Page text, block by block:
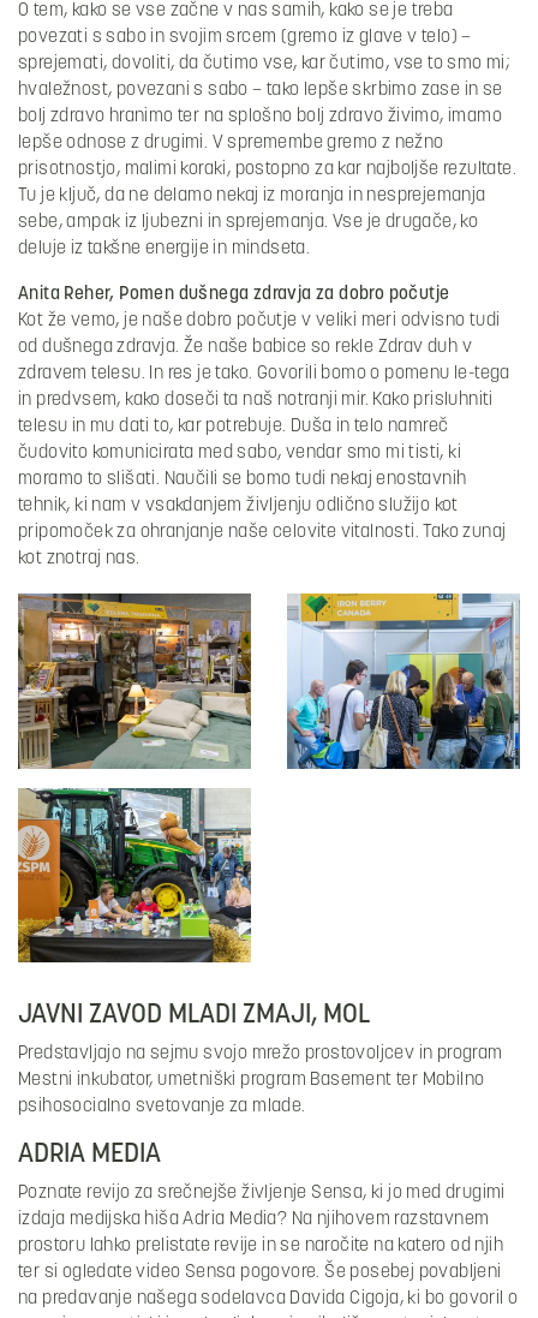
O tem, kako se vse začne v nas samih, kako se je treba
povezati s sabo in svojim srcem (gremo iz glave v telo) –
sprejemati, dovoliti, da čutimo vse, kar čutimo, vse to smo mi;
hvaležnost, povezani s sabo – tako lepše skrbimo zase in se
bolj zdravo hranimo ter na splošno bolj zdravo živimo, imamo
lepše odnose z drugimi. V spremembe gremo z nežno
prisotnostjo, malimi koraki, postopno za kar najboljše rezultate.
Tu je ključ, da ne delamo nekaj iz moranja in nesprejemanja
sebe, ampak iz ljubezni in sprejemanja. Vse je drugače, ko
deluje iz takšne energije in mindseta.
Anita Reher, Pomen dušnega zdravja za dobro počutje
Kot že vemo, je naše dobro počutje v veliki meri odvisno tudi
od dušnega zdravja. Že naše babice so rekle Zdrav duh v
zdravem telesu. In res je tako. Govorili bomo o pomenu le-tega
in predvsem, kako doseči ta naš notranji mir. Kako prisluhniti
telesu in mu dati to, kar potrebuje. Duša in telo namreč
čudovito komunicirata med sabo, vendar smo mi tisti, ki
moramo to slišati. Naučili se bomo tudi nekaj enostavnih
tehnik, ki nam v vsakdanjem življenju odlično služijo kot
pripomoček za ohranjanje naše celovite vitalnosti. Tako zunaj
kot znotraj nas.
JAVNI ZAVOD MLADI ZMAJI, MOL
Predstavljajo na sejmu svojo mrežo prostovoljcev in program
Mestni inkubator, umetniški program Basement ter Mobilno
psihosocialno svetovanje za mlade.
ADRIA MEDIA
Poznate revijo za srečnejše življenje Sensa, ki jo med drugimi
izdaja medijska hiša Adria Media? Na njihovem razstavnem
prostoru lahko prelistate revije in se naročite na katero od njih
ter si ogledate video Sensa pogovore. Še posebej povabljeni
na predavanje našega sodelavca Davida Cigoja, ki bo govoril o